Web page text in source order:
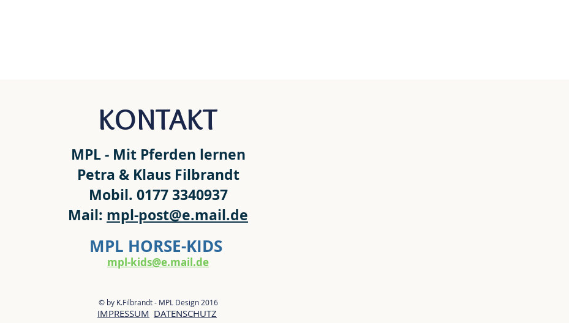
KONTAKT
MPL - Mit Pferden lernen
Petra & Klaus Filbrandt
Mobil. 0177 3340937
Mail: mpl-post@e.mail.de
MPL HORSE-KIDS
mpl-kids@e.mail.de
© by K.Filbrandt - MPL Design 2016
IMPRESSUM DATENSCHUTZ